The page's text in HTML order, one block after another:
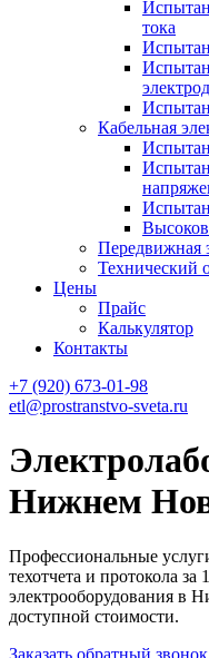
тока
Кабельная
Передвижная
Технический
Цены
Прайс
Калькулятор
Контакты
+7 (920) 673-01-98
etl@prostranstvo-sveta.ru
Нижнем
Профессиональные
техотчета и протокола
электрооборудования в
доступной стоимости.
Заказать обратный звонок